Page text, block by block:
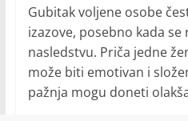
Gubitak voljene osobe
izazove, posebno kada
nasledstvu. Priča jedne
može biti emotivan i
pažnja mogu doneti